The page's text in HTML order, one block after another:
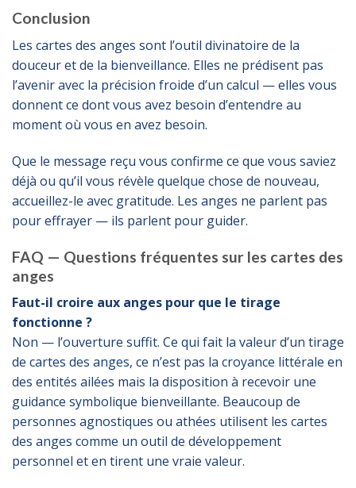
Conclusion
Les cartes des anges sont l’outil divinatoire de la
douceur et de la bienveillance. Elles ne prédisent pas
l’avenir avec la précision froide d’un calcul — elles vous
donnent ce dont vous avez besoin d’entendre au
moment où vous en avez besoin.
Que le message reçu vous confirme ce que vous saviez
déjà ou qu’il vous révèle quelque chose de nouveau,
accueillez-le avec gratitude. Les anges ne parlent pas
pour effrayer — ils parlent pour guider.
FAQ — Questions fréquentes sur les cartes des
anges
Faut-il croire aux anges pour que le tirage
fonctionne ?
Non — l’ouverture suffit. Ce qui fait la valeur d’un tirage
de cartes des anges, ce n’est pas la croyance littérale en
des entités ailées mais la disposition à recevoir une
guidance symbolique bienveillante. Beaucoup de
personnes agnostiques ou athées utilisent les cartes
des anges comme un outil de développement
personnel et en tirent une vraie valeur.